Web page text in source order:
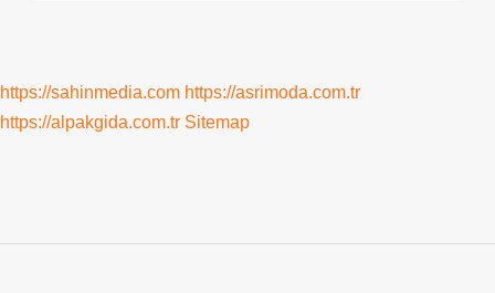
https://sahinmedia.com https://asrimoda.com.tr
https://alpakgida.com.tr Sitemap